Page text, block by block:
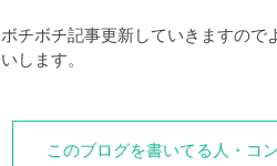
ボチボチ記事更新していきますので
いします。
このブログを書いてる人・コ